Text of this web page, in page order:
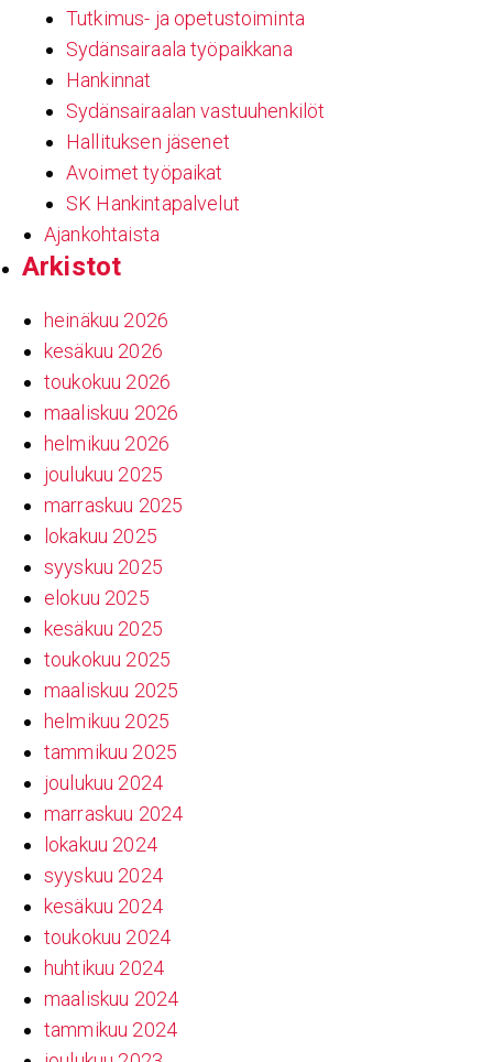
Tutkimus- ja opetustoiminta
Sydänsairaala työpaikkana
Hankinnat
Sydänsairaalan vastuuhenkilöt
Hallituksen jäsenet
Avoimet työpaikat
SK Hankintapalvelut
Ajankohtaista
Arkistot
heinäkuu 2026
kesäkuu 2026
toukokuu 2026
maaliskuu 2026
helmikuu 2026
joulukuu 2025
marraskuu 2025
lokakuu 2025
syyskuu 2025
elokuu 2025
kesäkuu 2025
toukokuu 2025
maaliskuu 2025
helmikuu 2025
tammikuu 2025
joulukuu 2024
marraskuu 2024
lokakuu 2024
syyskuu 2024
kesäkuu 2024
toukokuu 2024
huhtikuu 2024
maaliskuu 2024
tammikuu 2024